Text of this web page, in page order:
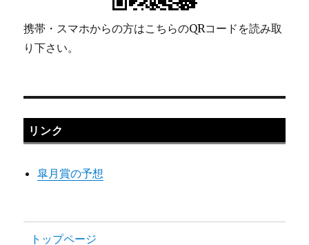
携帯・スマホからの方はこちらのQRコードを読み取
り下さい。
リンク
皐月賞の予想
トップページ